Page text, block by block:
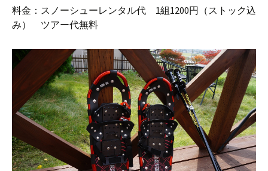
料金：スノーシューレンタル代 1組1200円（ストック込
み） ツアー代無料